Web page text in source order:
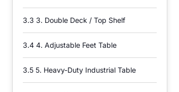
3.3 3. Double Deck / Top Shelf
3.4 4. Adjustable Feet Table
3.5 5. Heavy-Duty Industrial Table